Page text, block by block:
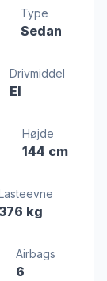
Type
Sedan
Drivmiddel
El
Højde
144 cm
kg
Airbags
6